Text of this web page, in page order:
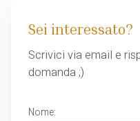
Sei interessato?
Scrivici via email e
domanda ;)
Nome: